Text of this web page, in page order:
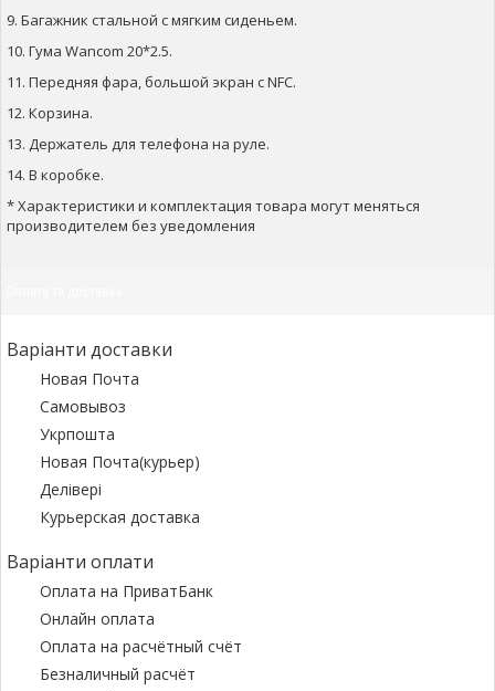
9. Багажник стальной с мягким сиденьем.
10. Гума Wancom 20*2.5.
11. Передняя фара, большой экран с NFC.
12. Корзина.
13. Держатель для телефона на руле.
14. В коробке.
* Характеристики и комплектация товара могут меняться
производителем без уведомления
Варіанти доставки
Новая Почта
Самовывоз
Укрпошта
Новая Почта(курьер)
Делівері
Курьерская доставка
Варіанти оплати
Оплата на ПриватБанк
Онлайн оплата
Оплата на расчётный счёт
Безналичный расчёт